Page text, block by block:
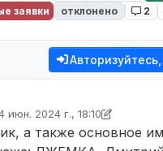
заявки
отклонено 2
июн. 2024 г., 18:10
inquizzy
а также основное